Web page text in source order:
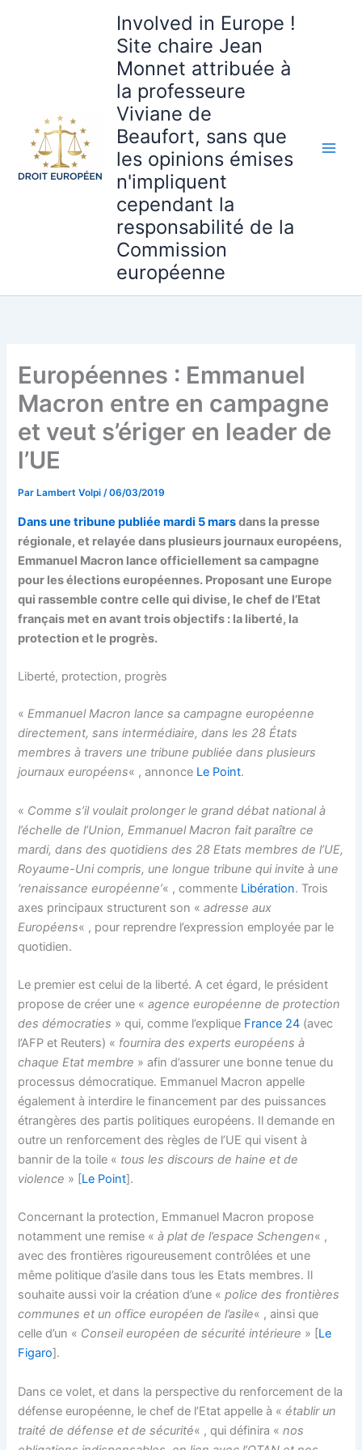
Involved in Europe !
Site chaire Jean
Monnet attribuée à
la professeure
Viviane de
Beaufort, sans que
les opinions émises
n'impliquent
cependant la
responsabilité de la
Commission
européenne
Européennes : Emmanuel
Macron entre en campagne
et veut s’ériger en leader de
l’UE
Par Lambert Volpi/06/03/2019
Dans une tribune publiée mardi 5 marsdans la presse
régionale, et relayée dans plusieurs journaux européens,
Emmanuel Macron lance officiellement sa campagne
pour les élections européennes. Proposant une Europe
qui rassemble contre celle qui divise, le chef de l’Etat
français met en avant trois objectifs : la liberté, la
protection et le progrès.
Liberté, protection, progrès
«Emmanuel Macron lance sa campagne européenne
directement, sans intermédiaire, dans les 28 États
membres à travers une tribune publiée dans plusieurs
journaux européens« , annonce Le Point.
« Comme s’il voulait prolonger le grand débat national à
l’échelle de l’Union, Emmanuel Macron fait paraître ce
mardi, dans des quotidiens des 28 Etats membres de l’UE,
Royaume-Uni compris, une longue tribune qui invite à une
‘renaissance européenne’« , commente Libération. Trois
axes principaux structurent son «adresse aux
Européens« , pour reprendre l’expression employée par le
quotidien.
Le premier est celui de la liberté. A cet égard, le président
propose de créer une «agence européenne de protection
des démocraties » qui, comme l’explique France 24 (avec
l’AFP et Reuters) « fournira des experts européens à
chaque Etat membre » afin d’assurer une bonne tenue du
processus démocratique. Emmanuel Macron appelle
également à interdire le financement par des puissances
étrangères des partis politiques européens. Il demande en
outre un renforcement des règles de l’UE qui visent à
bannir de la toile « tous les discours de haine et de
violence » [Le Point].
Concernant la protection, Emmanuel Macron propose
notamment une remise «à plat de l’espace Schengen« ,
avec des frontières rigoureusement contrôlées et une
même politique d’asile dans tous les Etats membres. Il
souhaite aussi voir la création d’une «police des frontières
communes et un office européen de l’asile« , ainsi que
celle d’un « Conseil européen de sécurité intérieure » [Le
Figaro].
Dans ce volet, et dans la perspective du renforcement de la
défense européenne, le chef de l’Etat appelle à «établir un
traité de défense et de sécurité« , qui définira «nos